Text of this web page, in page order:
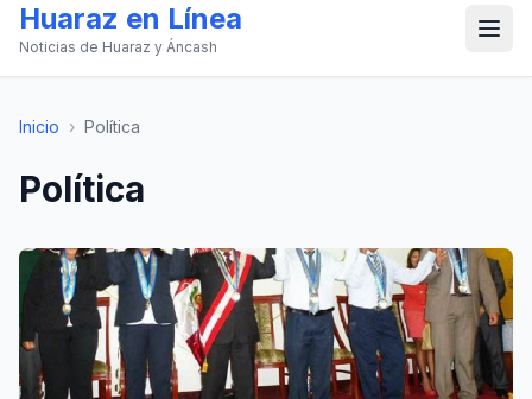
Huaraz en Línea
Noticias de Huaraz y Áncash
Inicio › Política
Política